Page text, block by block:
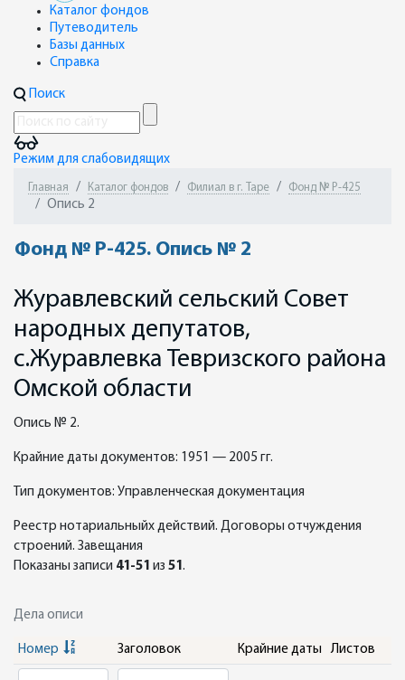
Каталог фондов
Путеводитель
Базы данных
Справка
Поиск
Режим для слабовидящих
Главная Каталог фондов Филиал в г. Таре Фонд № Р-425
Опись 2
Фонд № Р-425. Опись № 2
Журавлевский сельский Совет
народных депутатов,
с.Журавлевка Тевризского района
Омской области
Опись № 2.
Крайние даты документов: 1951 — 2005 гг.
Тип документов: Управленческая документация
Реестр нотариальныйх действий. Договоры отчуждения
строений. Завещания
Показаны записи 41-51 из 51.
Дела описи
Номер Заголовок Крайние даты Листов